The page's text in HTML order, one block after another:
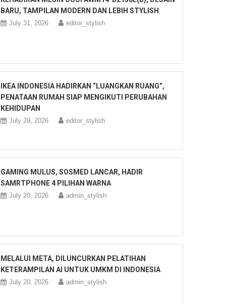
BARU, TAMPILAN MODERN DAN LEBIH STYLISH
July 31, 2026 editor_stylish
IKEA INDONESIA HADIRKAN “LUANGKAN RUANG”,
PENATAAN RUMAH SIAP MENGIKUTI PERUBAHAN
KEHIDUPAN
July 29, 2026 editor_stylish
GAMING MULUS, SOSMED LANCAR, HADIR
SAMRTPHONE 4 PILIHAN WARNA
July 20, 2026 admin_stylish
MELALUI META, DILUNCURKAN PELATIHAN
KETERAMPILAN AI UNTUK UMKM DI INDONESIA
July 20, 2026 admin_stylish